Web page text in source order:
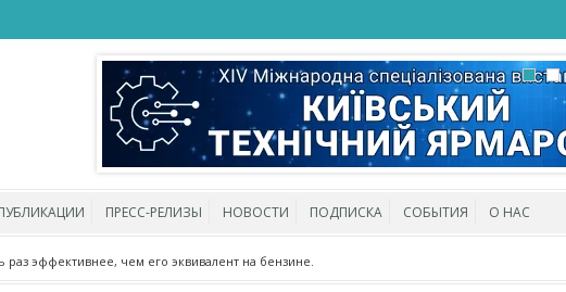
ПРЕСС-РЕЛИЗЫ НОВОСТИ ПОДПИСКА СОБЫТИЯ О НАС
эффективнее, чем его эквивалент на бензине.